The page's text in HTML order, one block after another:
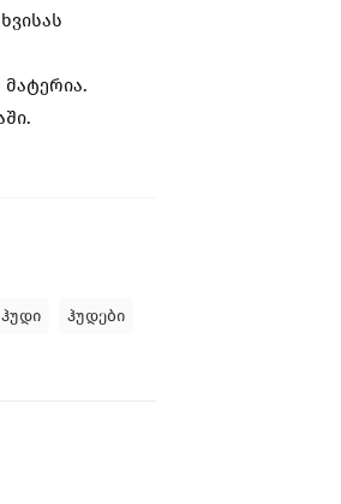
ჰუდები